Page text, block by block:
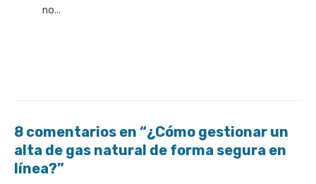
no…
8 comentarios en “¿Cómo gestionar un
alta de gas natural de forma segura en
línea?”